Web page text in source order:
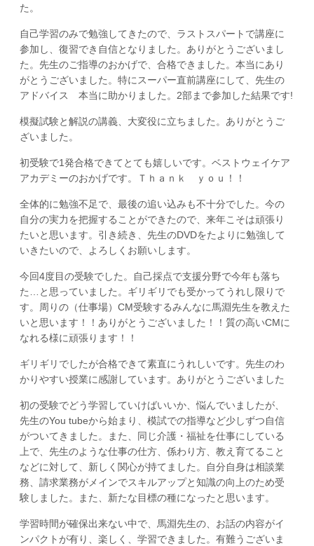
た。
自己学習のみで勉強してきたので、ラストスパートで講座に
参加し、復習でき自信となりました。ありがとうございまし
た。先生のご指導のおかげで、合格できました。本当にあり
がとうございました。特にスーパー直前講座にして、先生の
アドバイス 本当に助かりました。2部まで参加した結果です!
模擬試験と解説の講義、大変役に立ちました。ありがとうご
ざいました。
初受験で1発合格できてとても嬉しいです。ベストウェイケア
アカデミーのおかげです。Ｔｈａｎｋ ｙｏｕ！！
全体的に勉強不足で、最後の追い込みも不十分でした。今の
自分の実力を把握することができたので、来年こそは頑張り
たいと思います。引き続き、先生のDVDをたよりに勉強して
いきたいので、よろしくお願いします。
今回4度目の受験でした。自己採点で支援分野で今年も落ち
た…と思っていました。ギリギリでも受かってうれし限りで
す。周りの（仕事場）CM受験するみんなに馬淵先生を教えた
いと思います！！ありがとうございました！！質の高いCMに
なれる様に頑張ります！！
ギリギリでしたが合格できて素直にうれしいです。先生のわ
かりやすい授業に感謝しています。ありがとうございました
初の受験でどう学習していけばいいか、悩んでいましたが、
先生のYou tubeから始まり、模試での指導など少しずつ自信
がついてきました。また、同じ介護・福祉を仕事にしている
上で、先生のような仕事の仕方、係わり方、教え育てること
などに対して、新しく関心が持てました。自分自身は相談業
務、請求業務がメインでスキルアップと知識の向上のため受
験しました。また、新たな目標の種になったと思います。
学習時間が確保出来ない中で、馬淵先生の、お話の内容がイ
ンパクトが有り、楽しく、学習できました。有難うございま